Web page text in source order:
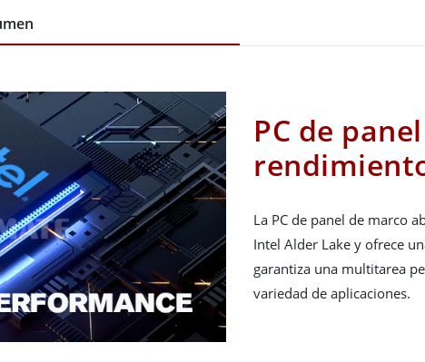
PC de
La PC de panel de marco
Intel Alder Lake y ofrece
garantiza una multitarea
variedad de aplicaciones.